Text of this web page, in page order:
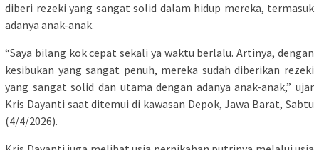
diberi rezeki yang sangat solid dalam hidup mereka, termasuk
adanya anak-anak.
“Saya bilang kok cepat sekali ya waktu berlalu. Artinya, dengan
kesibukan yang sangat penuh, mereka sudah diberikan rezeki
yang sangat solid dan utama dengan adanya anak-anak,” ujar
Kris Dayanti saat ditemui di kawasan Depok, Jawa Barat, Sabtu
(4/4/2026).